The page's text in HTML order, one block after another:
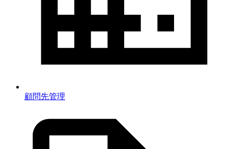
顧問先管理